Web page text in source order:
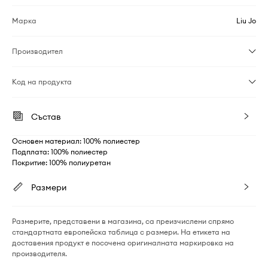
Марка Liu Jo
Производител
Код на продукта
Състав
Основен материал: 100% полиестер
Подплата: 100% полиестер
Покритие: 100% полиуретан
Размери
Размерите, представени в магазина, са преизчислени спрямо
стандартната европейска таблица с размери. На етикета на
доставения продукт е посочена оригиналната маркировка на
производителя.